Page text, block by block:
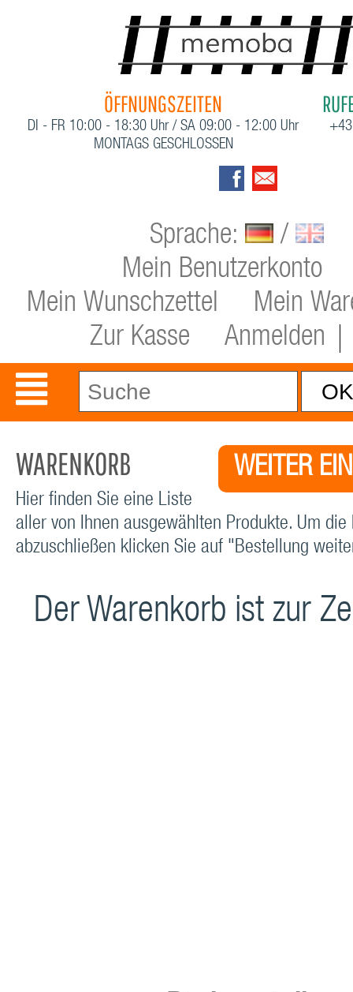
ÖFFNUNGSZEITEN
DI - FR 10:00 - 18:30 Uhr / SA 09:00 - 12:00 Uhr
MONTAGS GESCHLOSSEN
Sprache:
/
Mein Benutzerkonto
Mein Wunschzettel
Mein
Zur Kasse
Anmelden
WEITER
WARENKORB
Hier finden Sie eine Liste
aller von Ihnen ausgewählten Produkte. Um die
abzuschließen klicken Sie auf "Bestellung
Der Warenkorb ist zur